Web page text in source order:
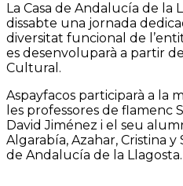
La Casa de Andalucía de la
dissabte una jornada
diversitat funcional de
es desenvoluparà a partir
Cultural.
Aspayfacos participarà a la
les professores de flamenc
David Jiménez i el seu
Algarabía, Azahar, Cristina y
de Andalucía de la Llagosta.